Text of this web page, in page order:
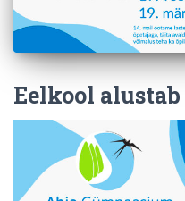
Eelkool alustab